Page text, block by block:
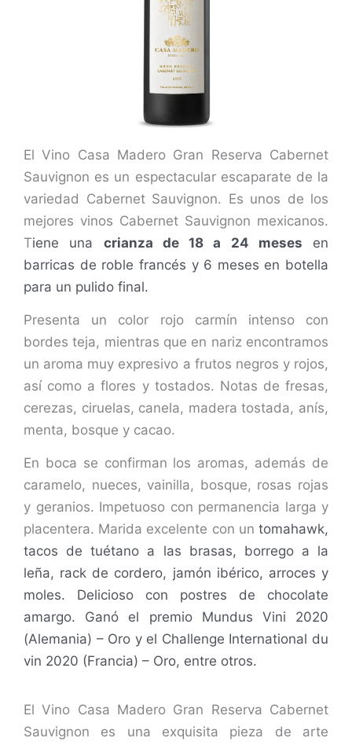
El Vino Casa Madero Gran Reserva Cabernet
Sauvignon es un espectacular escaparate de la
variedad Cabernet Sauvignon. Es unos de los
mejores vinos Cabernet Sauvignon mexicanos.
Tiene una crianza de 18 a 24 meses
en
barricas de roble francés y 6 meses en botella
para un pulido final.
Presenta un color rojo carmín intenso con
bordes teja, mientras que en nariz encontramos
un aroma muy expresivo a frutos negros y rojos,
así como a flores y tostados. Notas de fresas,
cerezas, ciruelas, canela, madera tostada, anís,
menta, bosque y cacao.
En boca se confirman los aromas, además de
caramelo, nueces, vainilla, bosque, rosas rojas
y geranios. Impetuoso con permanencia larga y
placentera. Marida excelente con un tomahawk,
tacos de tuétano a las brasas, borrego a la
leña, rack de cordero, jamón ibérico, arroces y
moles. Delicioso con postres de chocolate
amargo. Ganó el premio Mundus Vini 2020
(Alemania) – Oro y el Challenge International du
vin 2020 (Francia) – Oro, entre otros.
El Vino Casa Madero Gran Reserva Cabernet
Sauvignon es una exquisita pieza de arte